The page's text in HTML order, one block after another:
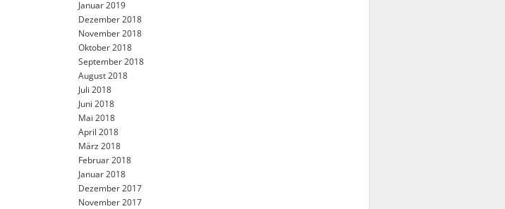
Januar 2019
Dezember 2018
November 2018
Oktober 2018
September 2018
August 2018
Juli 2018
Juni 2018
Mai 2018
April 2018
März 2018
Februar 2018
Januar 2018
Dezember 2017
November 2017